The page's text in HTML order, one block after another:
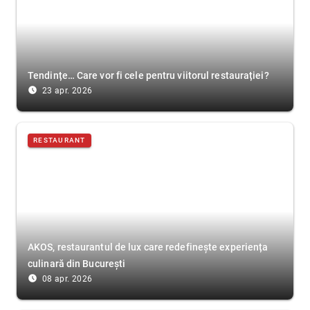
Tendințe… Care vor fi cele pentru viitorul restaurației?
access_time_filled 23 apr. 2026
RESTAURANT
AKOS, restaurantul de lux care redefinește experiența
culinară din București
access_time_filled 08 apr. 2026